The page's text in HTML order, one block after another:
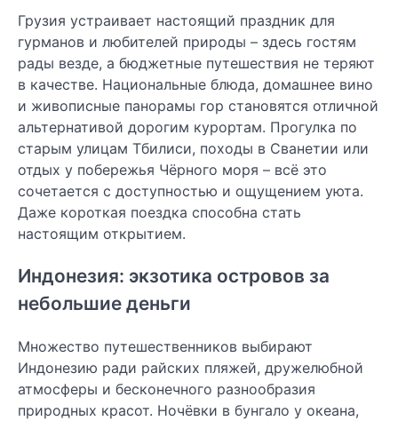
Грузия устраивает настоящий праздник для
гурманов и любителей природы – здесь гостям
рады везде, а бюджетные путешествия не теряют
в качестве. Национальные блюда, домашнее вино
и живописные панорамы гор становятся отличной
альтернативой дорогим курортам. Прогулка по
старым улицам Тбилиси, походы в Сванетии или
отдых у побережья Чёрного моря – всё это
сочетается с доступностью и ощущением уюта.
Даже короткая поездка способна стать
настоящим открытием.
Индонезия: экзотика островов за
небольшие деньги
Множество путешественников выбирают
Индонезию ради райских пляжей, дружелюбной
атмосферы и бесконечного разнообразия
природных красот. Ночёвки в бунгало у океана,